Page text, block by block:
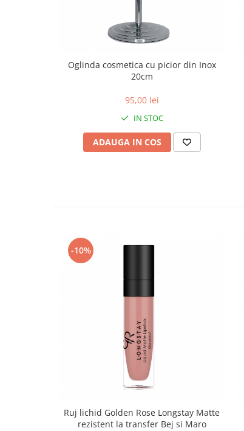
Oglinda cosmetica cu picior din Inox
20cm
95,00 lei
IN STOC
ADAUGA IN COS
-10%
Ruj lichid Golden Rose Longstay Matte
rezistent la transfer Bej si Maro